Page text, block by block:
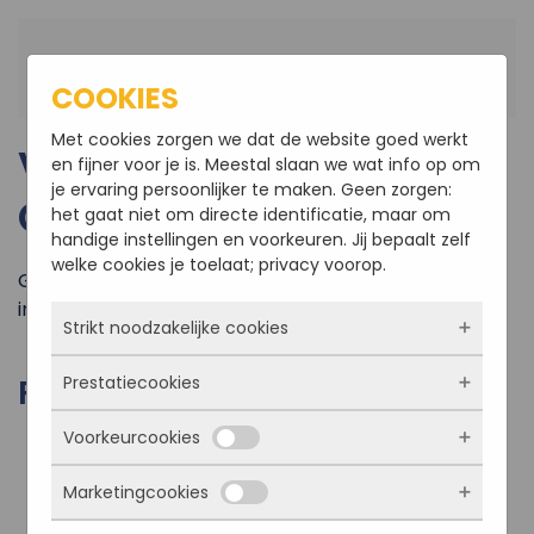
VERBOUWING WONING
OUD-GASTEL
Gestart met een mooie verbouwing aan een woning
in Oud-Gastel.
FOTO'S VAN HET PROJECT
COOKIES
Met cookies zorgen we dat de website goed werkt
en fijner voor je is. Meestal slaan we wat info op om
je ervaring persoonlijker te maken. Geen zorgen:
het gaat niet om directe identificatie, maar om
handige instellingen en voorkeuren. Jij bepaalt zelf
welke cookies je toelaat; privacy voorop.
Strikt noodzakelijke cookies
Deze cookies zorgen ervoor dat de website
überhaupt werkt. Ze zijn dus altijd actief en
kunnen niet worden uitgezet. Meestal worden
ze alleen geplaatst als jij iets doet, zoals
inloggen, een formulier invullen of je
privacyvoorkeuren opslaan. Je kunt je browser
Prestatiecookies
Met deze cookies zien we hoe vaak onze site
bezocht wordt, waar bezoekers vandaan
komen en welke pagina’s populair zijn. Zo
kunnen we de website blijven verbeteren.
Voorkeurcookies
Deze cookies onthouden jouw voorkeuren.
Bijvoorbeeld taalkeuze of ingevulde gegevens.
Marketingcookies